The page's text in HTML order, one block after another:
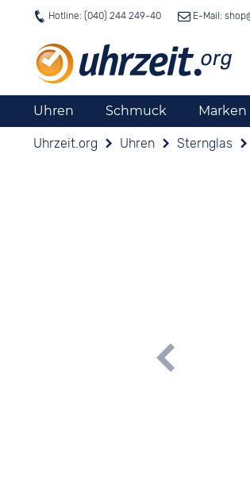
Hotline: (040) 244 249-40 E-Mail:
Uhren Schmuck Marken
Uhrzeit.org Uhren Sternglas